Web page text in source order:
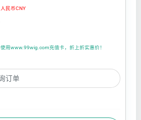
人民币CNY
使用www.99wig.com充值卡，折上折实惠价！